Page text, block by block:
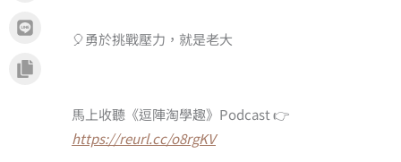
🎈勇於挑戰壓力，就是老大
馬上收聽《逗陣淘學趣》Podcast 👉
https://reurl.cc/o8rgKV